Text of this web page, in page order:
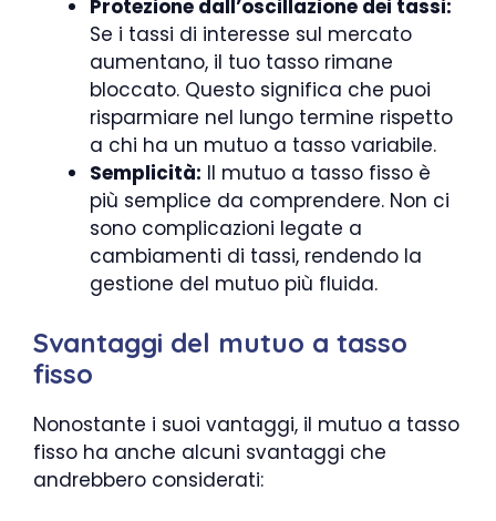
Protezione dall’oscillazione dei tassi:
Se i tassi di interesse sul mercato
aumentano, il tuo tasso rimane
bloccato. Questo significa che puoi
risparmiare nel lungo termine rispetto
a chi ha un mutuo a tasso variabile.
Semplicità: Il mutuo a tasso fisso è
più semplice da comprendere. Non ci
sono complicazioni legate a
cambiamenti di tassi, rendendo la
gestione del mutuo più fluida.
Svantaggi del mutuo a tasso
fisso
Nonostante i suoi vantaggi, il mutuo a tasso
fisso ha anche alcuni svantaggi che
andrebbero considerati: